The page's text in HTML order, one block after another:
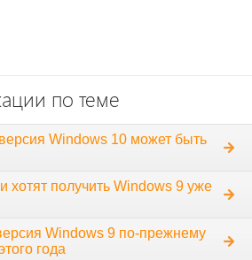
по теме
Windows 10 может быть
хотят получить Windows 9 уже
Windows 9 по-прежнему
года